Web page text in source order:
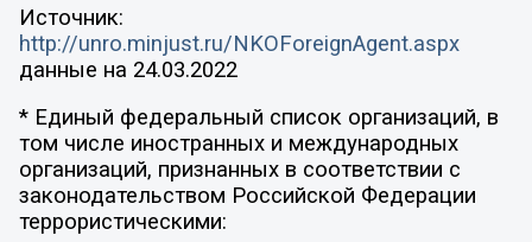
Источник:
http://unro.minjust.ru/NKOForeignAgent.aspx
данные на 24.03.2022
* Единый федеральный список организаций, в
том числе иностранных и международных
организаций, признанных в соответствии с
законодательством Российской Федерации
террористическими: